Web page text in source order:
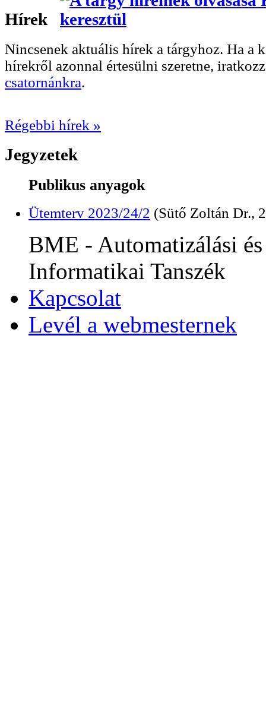
Hírek
Nincsenek aktuális hírek a tárgyhoz. Ha a
hírekről azonnal értesülni szeretne,
csatornánkra.
Régebbi hírek »
Jegyzetek
Publikus anyagok
Ütemterv 2023/24/2 (Sütő Zoltán Dr.,
BME - Automatizálási
Informatikai Tanszék
Kapcsolat
Levél a webmesternek